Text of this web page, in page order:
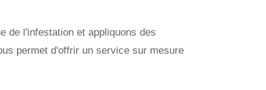
de l'infestation et appliquons des
permet d'offrir un service sur mesure